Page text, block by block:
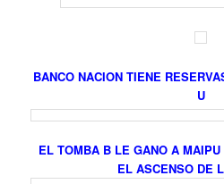
BANCO NACION TIENE
U
EL TOMBA B LE GANO A
EL ASCENSO DE